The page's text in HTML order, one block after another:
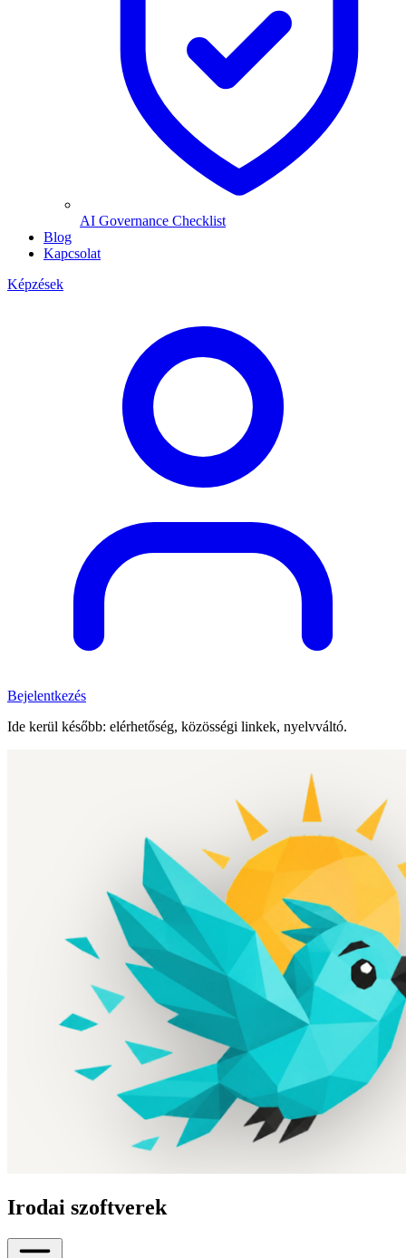
AI Governance Checklist
Blog
Kapcsolat
Képzések
Bejelentkezés
Ide kerül később: elérhetőség, közösségi linkek, nyelvváltó.
Irodai szoftverek